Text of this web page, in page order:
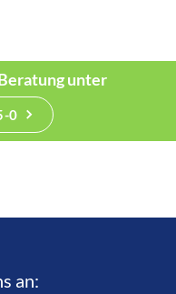
unter
0
an:­